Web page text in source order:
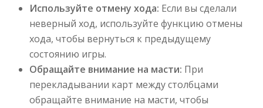
Используйте отмену хода: Если вы сделали
неверный ход, используйте функцию отмены
хода, чтобы вернуться к предыдущему
состоянию игры.
Обращайте внимание на масти: При
перекладывании карт между столбцами
обращайте внимание на масти, чтобы